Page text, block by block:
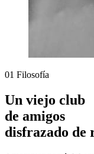
01 Filosofía
Un viejo club
de amigos
disfrazado de